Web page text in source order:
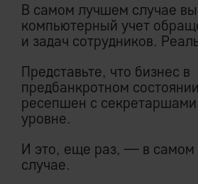
В самом лучшем случае вы
компьютерный учет
и задач сотрудников.
Представьте, что бизнес в
предбанкротном
ресепшен с секретаршами
уровне.
И это, еще раз, — в
случае.